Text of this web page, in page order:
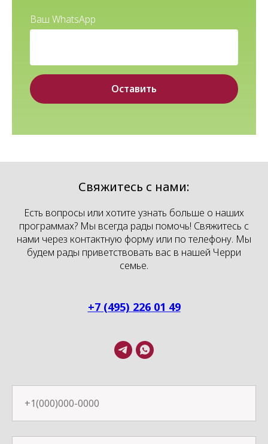
Ваш WhatsApp
Оставить
Свяжитесь с нами:
Есть вопросы или хотите узнать больше о наших
программах? Мы всегда рады помочь! Свяжитесь с
нами через контактную форму или по телефону. Мы
будем рады приветствовать вас в нашей Черри
семье.
+7 (495) 226 01 49